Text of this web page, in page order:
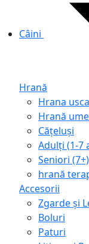
Câini
Hrană
Hrana
Hrană
Cățeluși
Adulți (1-7
Seniori (7+)
hrană
Accesorii
Zgarde și
Boluri
Paturi